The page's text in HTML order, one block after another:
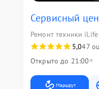
Сервисный
Ремонт техники iLife
5,047
Открыто до 21:00
Маршрут